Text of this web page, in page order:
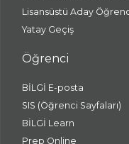
Lisansüstü Aday
Yatay Geçiş
Öğrenci
BİLGİ E-posta
SIS (Öğrenci Sayfaları)
BİLGİ Learn
Prep Online